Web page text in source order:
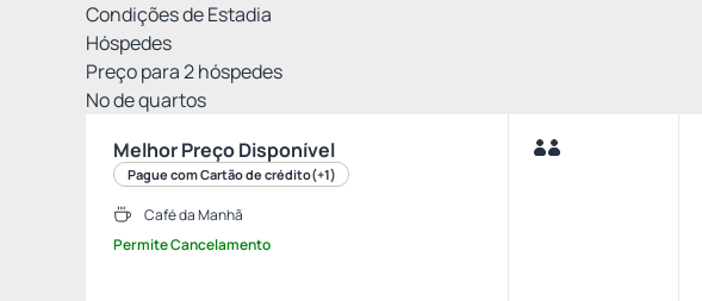
Condições de Estadia
Hóspedes
Preço para2hóspedes
Nº de quartos
Melhor Preço Disponível
Pague com Cartão de crédito(+1)
Café da Manhã
Permite Cancelamento